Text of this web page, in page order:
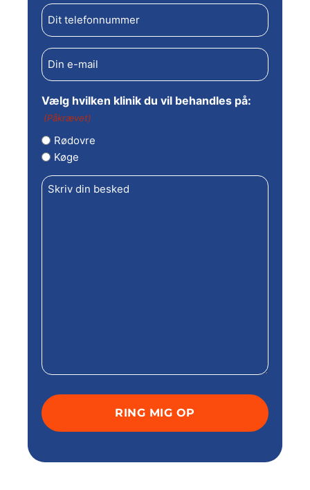
Telefon
(Påkrævet)
E-
mail
(Påkrævet)
Vælg hvilken klinik du vil behandles på:
(Påkrævet)
Rødovre
Køge
Skriv
din